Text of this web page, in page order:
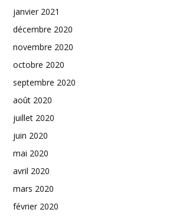
janvier 2021
décembre 2020
novembre 2020
octobre 2020
septembre 2020
août 2020
juillet 2020
juin 2020
mai 2020
avril 2020
mars 2020
février 2020